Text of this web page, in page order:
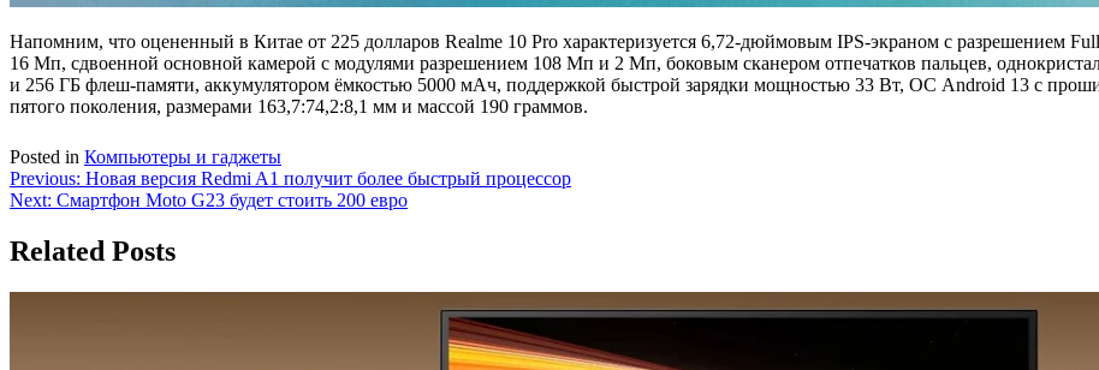
Напомним, что оцененный в Китае от 225 долларов Realme 10 Pro характеризуется 6,72-дюймовым IPS-экраном с разрешением
16 Мп, сдвоенной основной камерой с модулями разрешением 108 Мп и 2 Мп, боковым сканером отпечатков пальцев,
и 256 ГБ флеш-памяти, аккумулятором ёмкостью 5000 мАч, поддержкой быстрой зарядки мощностью 33 Вт, ОС Android 13 с
пятого поколения, размерами 163,7:74,2:8,1 мм и массой 190 граммов.
Posted in Компьютеры и гаджеты
Навигация
по
записям
Previous: Новая версия Redmi A1 получит более быстрый процессор
Next: Смартфон Moto G23 будет стоить 200 евро
Related Posts